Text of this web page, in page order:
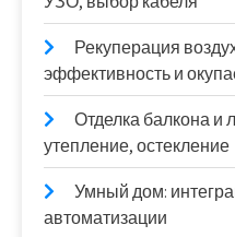
Рекуперация
эффективность и
Отделка балкона и
утепление, остекление
Умный дом:
автоматизации